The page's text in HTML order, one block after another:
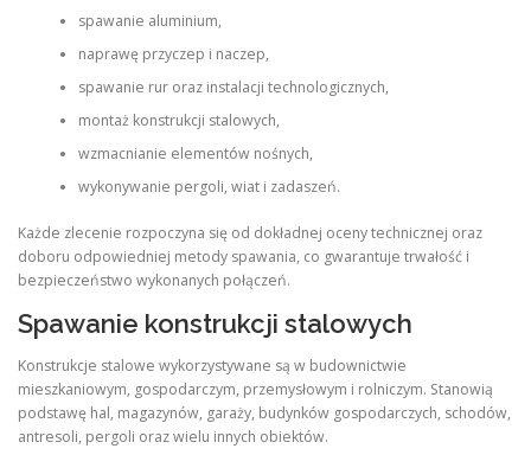
spawanie aluminium,
naprawę przyczep i naczep,
spawanie rur oraz instalacji technologicznych,
montaż konstrukcji stalowych,
wzmacnianie elementów nośnych,
wykonywanie pergoli, wiat i zadaszeń.
Każde zlecenie rozpoczyna się od dokładnej oceny technicznej oraz
doboru odpowiedniej metody spawania, co gwarantuje trwałość i
bezpieczeństwo wykonanych połączeń.
Spawanie konstrukcji stalowych
Konstrukcje stalowe wykorzystywane są w budownictwie
mieszkaniowym, gospodarczym, przemysłowym i rolniczym. Stanowią
podstawę hal, magazynów, garaży, budynków gospodarczych, schodów,
antresoli, pergoli oraz wielu innych obiektów.